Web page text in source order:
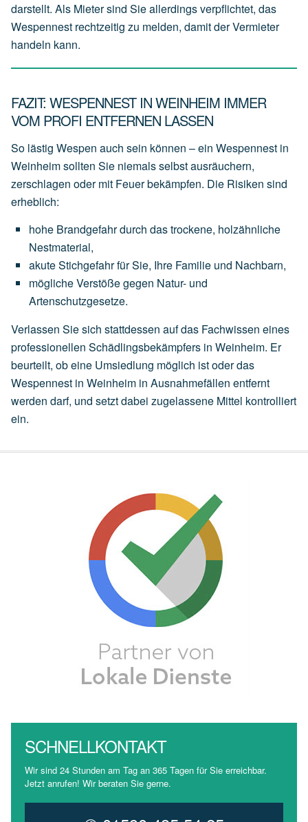
darstellt. Als Mieter sind Sie allerdings verpflichtet, das
Wespennest rechtzeitig zu melden, damit der Vermieter
handeln kann.
FAZIT: WESPENNEST IN WEINHEIM IMMER
VOM PROFI ENTFERNEN LASSEN
So lästig Wespen auch sein können – ein Wespennest in
Weinheim sollten Sie niemals selbst ausräuchern,
zerschlagen oder mit Feuer bekämpfen. Die Risiken sind
erheblich:
hohe Brandgefahrdurch dastrockene, holzähnliche
Nestmaterial,
akuteStichgefahrfürSie, Ihre Familie und Nachbarn,
möglicheVerstößegegen Natur- und
Artenschutzgesetze.
Verlassen Sie sich stattdessen auf das Fachwissen eines
professionellen Schädlingsbekämpfers in Weinheim. Er
beurteilt, ob eine Umsiedlung möglich ist oder das
Wespennest in Weinheim in Ausnahmefällen entfernt
werden darf, und setzt dabei zugelassene Mittel kontrolliert
ein.
SCHNELLKONTAKT
Wir sind 24 Stunden am Tag an 365 Tagen für Sie erreichbar.
Jetzt anrufen! Wir beraten Sie gerne.